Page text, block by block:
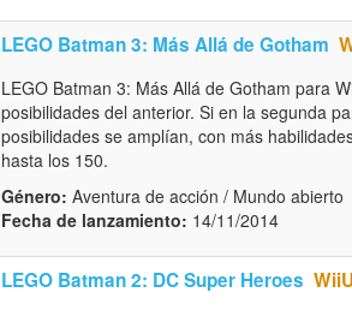
LEGO Batman 3: Más Allá de Gotham
LEGO Batman 3: Más Allá de Gotham para
posibilidades del anterior. Si en la segunda
posibilidades se amplían, con más
hasta los 150.
Género: Aventura de acción / Mundo abierto
Fecha de lanzamiento: 14/11/2014
LEGO Batman 2: DC Super Heroes WiiU